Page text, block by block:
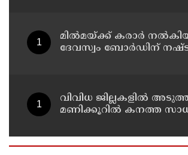
മില്‍മയ്ക്ക് കരാര്‍
ദേവസ്വം ബോര്‍ഡിന്
വിവിധ ജില്ലകളില്‍
മണിക്കൂറില്‍ കനത്ത